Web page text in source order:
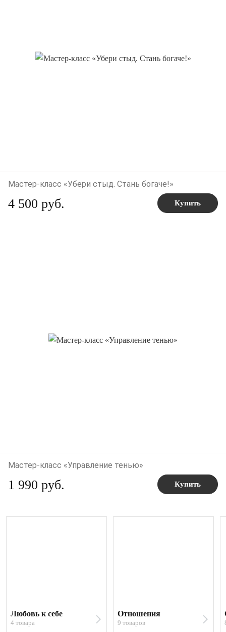
Мастер-класс «Убери стыд. Стань богаче!»
4 500 руб. Купить
Мастер-класс «Управление тенью»
1 990 руб. Купить
Любовь к себе
4 товара
Отношения
9 товаров